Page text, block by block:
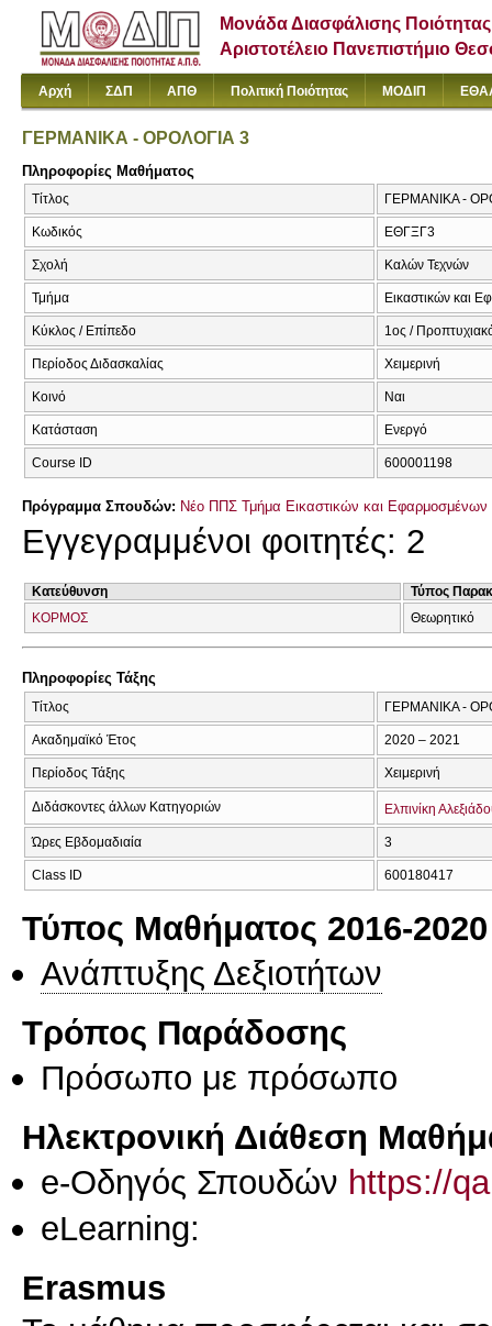
Μονάδα Διασφάλισης Ποιότητας
Αριστοτέλειο Πανεπιστήμιο
Αρχή ΣΔΠ ΑΠΘ Πολιτική Ποιότητας ΜΟΔΙΠ
ΓΕΡΜΑΝΙΚΑ - ΟΡΟΛΟΓΙΑ 3
Πληροφορίες Μαθήματος
Τίτλος ΓΕΡΜΑΝΙΚΑ -
Κωδικός ΕΘΓΞΓ3
Σχολή Καλών Τεχνών
Τμήμα Εικαστικών και
Κύκλος / Επίπεδο 1ος /
Περίοδος Διδασκαλίας Χειμερινή
Κοινό Ναι
Κατάσταση Ενεργό
Course ID 600001198
Πρόγραμμα Σπουδών: Νέο ΠΠΣ Τμήμα Εικαστικών και
Εγγεγραμμένοι φοιτητές: 2
Κατεύθυνση
Τύπος
ΚΟΡΜΟΣ
Θεωρητικό
Πληροφορίες Τάξης
Τίτλος ΓΕΡΜΑΝΙΚΑ -
Ακαδημαϊκό Έτος 2020 – 2021
Περίοδος Τάξης Χειμερινή
Διδάσκοντες άλλων Κατηγοριών Ελπινίκη
Ώρες Εβδομαδιαία 3
Class ID 600180417
Τύπος Μαθήματος 2016-2020
Ανάπτυξης Δεξιοτήτων
Τρόπος Παράδοσης
Πρόσωπο με πρόσωπο
Ηλεκτρονική Διάθεση
e-Οδηγός Σπουδών https://
eLearning:
Erasmus